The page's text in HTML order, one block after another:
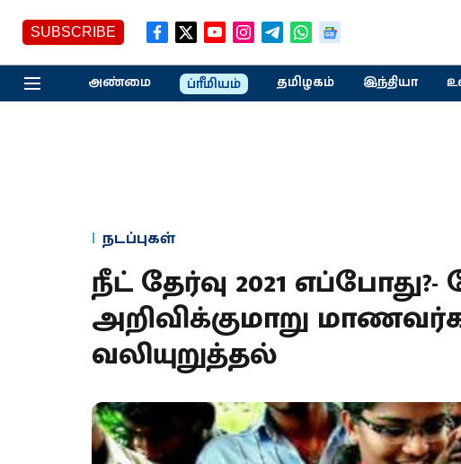
SUBSCRIBE
அண்மை ப்ரீமியம் தமிழகம் இந்தியா
நடப்புகள்
நீட் தேர்வு 2021
அறிவிக்குமாறு
வலியுறுத்தல்